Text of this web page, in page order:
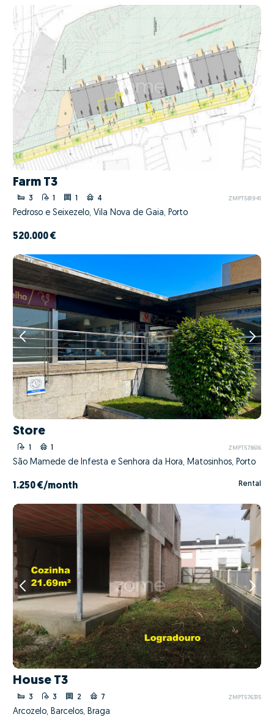
Farm T3
3 1 1 4 ZMPT581941
Pedroso e Seixezelo, Vila Nova de Gaia, Porto
520.000 €
Store
1 1 ZMPT578616
São Mamede de Infesta e Senhora da Hora, Matosinhos, Porto
1.250 €/month Rental
House T3
3 3 2 7 ZMPT576315
Arcozelo, Barcelos, Braga